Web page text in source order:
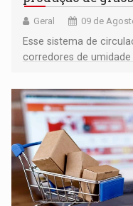
Geral 09 de
Esse sistema de
corredores de